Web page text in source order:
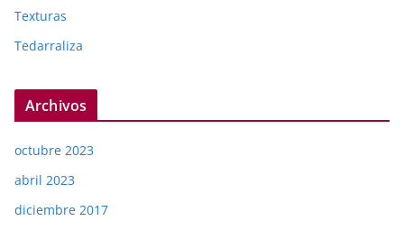
Texturas
Tedarraliza
Archivos
octubre 2023
abril 2023
diciembre 2017